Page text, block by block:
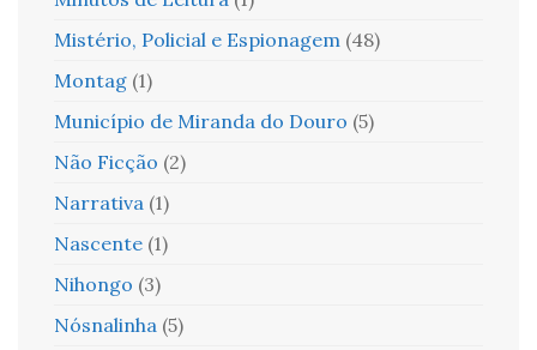
Mistério, Policial e Espionagem (48)
Montag (1)
Município de Miranda do Douro (5)
Não Ficção (2)
Narrativa (1)
Nascente (1)
Nihongo (3)
Nósnalinha (5)